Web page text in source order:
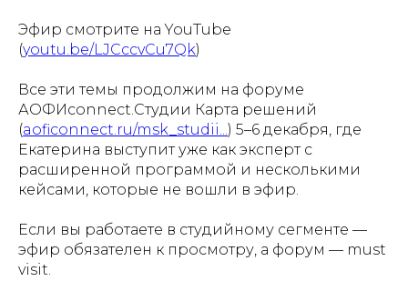
Эфир смотрите на YouTube
(youtu.be/LJCccvCu7Qk)
Все эти темы продолжим на форуме
АОФИconnect.Студии Карта решений
(aoficonnect.ru/msk_studii...) 5–6 декабря, где
Екатерина выступит уже как эксперт с
расширенной программой и несколькими
кейсами, которые не вошли в эфир.
Если вы работаете в студийному сегменте —
эфир обязателен к просмотру, а форум — must
visit.